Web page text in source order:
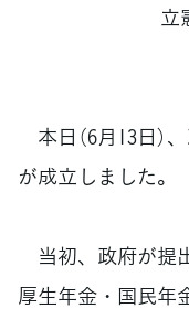
立
本日（6月13日）
が成立しました。
当初、政府が提
厚生年金・国民年